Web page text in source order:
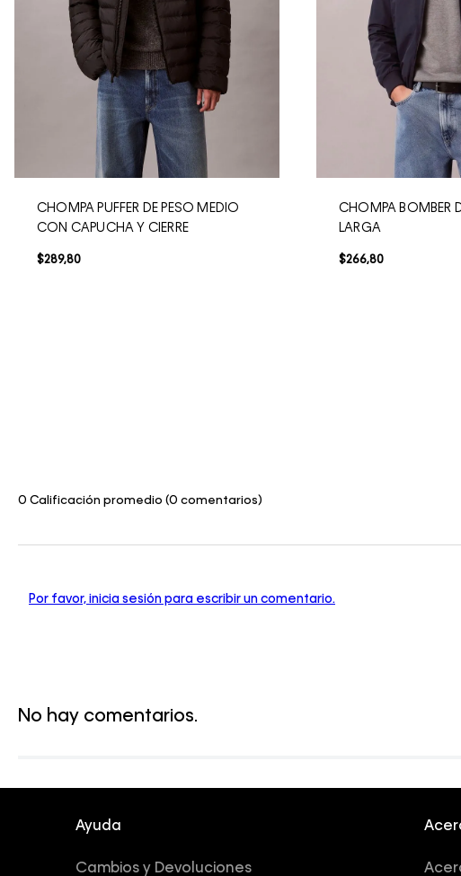
CHOMPA PUFFER DE PESO MEDIO
CON CAPUCHA Y CIERRE
$289,80
CHOMPA BOMBER
LARGA
$266,80
0 Calificación promedio (0 comentarios)
Por favor, inicia sesión para escribir un comentario.
No hay comentarios.
Ayuda
Cambios y Devoluciones